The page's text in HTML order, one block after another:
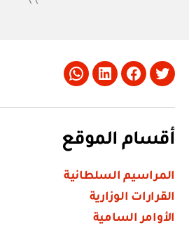
Twitter
Facebook
LinkedIn
Whatsapp
أقسام الموقع
المراسيم السلطانية
القرارات الوزارية
الأوامر السامية